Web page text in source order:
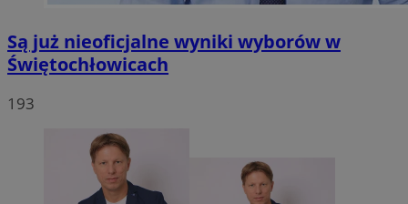
Są już nieoficjalne wyniki wyborów w
Świętochłowicach
193